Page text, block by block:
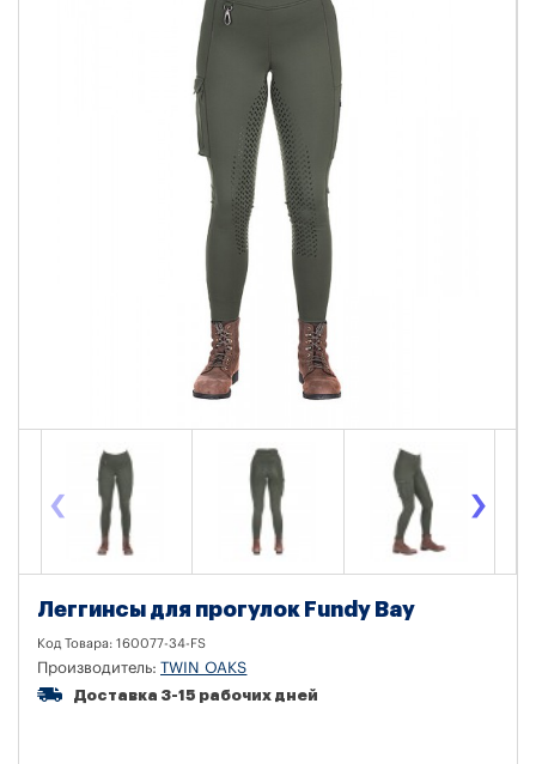
‹ ›
Леггинсы для прогулок Fundy Bay
Код Товара: 160077-34-FS
Производитель: TWIN OAKS
Доставка 3-15 рабочих дней